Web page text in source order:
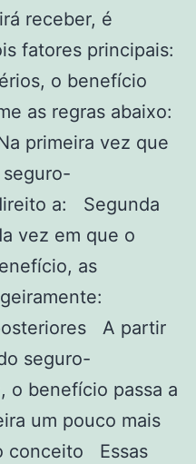
receber, é
fatores principais:
o benefício
as regras abaixo:
primeira vez que
a: Segunda
vez em que o
as
A partir
seguro-
o benefício passa a
um pouco mais
conceito Essas